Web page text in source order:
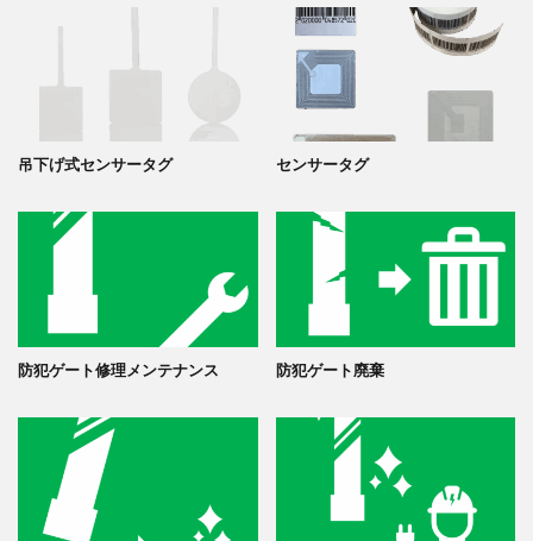
吊下げ式センサータグ センサータグ
防犯ゲート修理メンテナンス 防犯ゲート廃棄